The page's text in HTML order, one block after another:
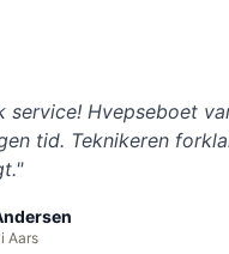
service! Hvepseboet
tid. Teknikeren
Aars